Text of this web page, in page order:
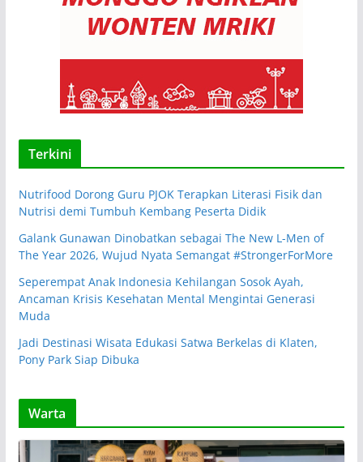
Terkini
Nutrifood Dorong Guru PJOK Terapkan Literasi Fisik dan
Nutrisi demi Tumbuh Kembang Peserta Didik
Galank Gunawan Dinobatkan sebagai The New L-Men of
The Year 2026, Wujud Nyata Semangat #StrongerForMore
Seperempat Anak Indonesia Kehilangan Sosok Ayah,
Ancaman Krisis Kesehatan Mental Mengintai Generasi
Muda
Jadi Destinasi Wisata Edukasi Satwa Berkelas di Klaten,
Pony Park Siap Dibuka
Warta